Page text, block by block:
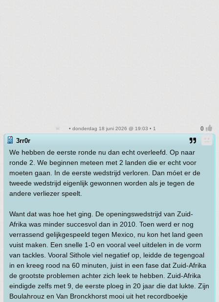
• donderdag 18 juni 2026 @ 19:03 • 1
3rr0r
We hebben de eerste ronde nu dan echt overleefd. Op naar
ronde 2. We beginnen meteen met 2 landen die er echt voor
moeten gaan. In de eerste wedstrijd verloren. Dan móet er de
tweede wedstrijd eigenlijk gewonnen worden als je tegen de
andere verliezer speelt.
Want dat was hoe het ging. De openingswedstrijd van Zuid-
Afrika was minder succesvol dan in 2010. Toen werd er nog
verrassend gelijkgespeeld tegen Mexico, nu kon het land geen
vuist maken. Een snelle 1-0 en vooral veel uitdelen in de vorm
van tackles. Vooral Sithole viel negatief op, leidde de tegengoal
in en kreeg rood na 60 minuten, juist in een fase dat Zuid-Afrika
de grootste problemen achter zich leek te hebben. Zuid-Afrika
eindigde zelfs met 9, de eerste ploeg in 20 jaar die dat lukte. Zijn
Boulahrouz en Van Bronckhorst mooi uit het recordboekje